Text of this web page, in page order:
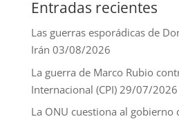
Entradas recientes
Las guerras esporádicas de
Irán 03/08/2026
La guerra de Marco Rubio
Internacional (CPI) 29/07/2026
La ONU cuestiona al gobierno